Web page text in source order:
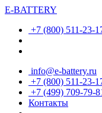
E-BATTERY
+7 (800) 511-23-
info@e-battery.ru
+7 (800) 511-23-
+7 (499) 709-79-
Контакты